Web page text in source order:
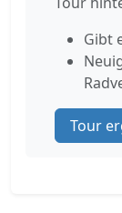
Gibt
Tour